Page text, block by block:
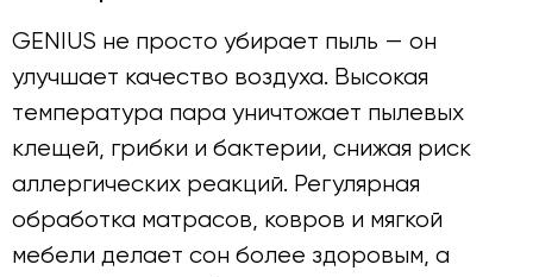
GENIUS не просто убирает пыль — он
улучшает качество воздуха. Высокая
температура пара уничтожает пылевых
клещей, грибки и бактерии, снижая риск
аллергических реакций. Регулярная
обработка матрасов, ковров и мягкой
мебели делает сон более здоровым, а